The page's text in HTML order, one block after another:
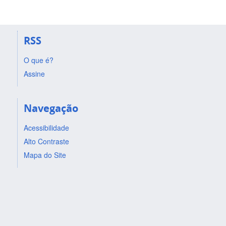
RSS
O que é?
Assine
Navegação
Acessibilidade
Alto Contraste
Mapa do Site